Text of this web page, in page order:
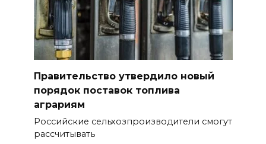
Правительство утвердило новый
порядок поставок топлива
аграриям
Российские сельхозпроизводители смогут
рассчитывать